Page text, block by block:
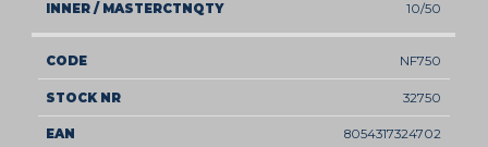
10/50
NF750
32750
8054317324702